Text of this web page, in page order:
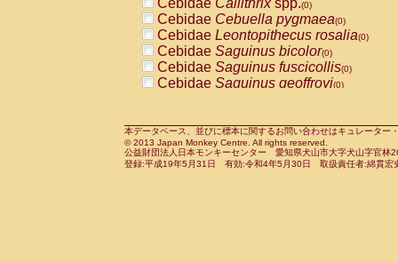
CercopithecidaeCercocebus
CercopithecidaeCercocebus
CercopithecidaeCercocebus
CercopithecidaeCercocebus
CercopithecidaeCercocebushybrid
CercopithecidaePapio anubis(0)
CercopithecidaePapio cynocephalus
CercopithecidaePapio hamadryas(0)
Cebidae Callithrixspp.(0)
Cebidae Cebuella pygmaea(0)
Cebidae Leontopithecus rosalia(0)
Cebidae Saguinus bicolor(0)
Cebidae Saguinus fuscicollis(0)
Cebidae Saguinus geoffroyi(0)
CebidaeSaguinus leucopus(0)
CebidaeSaguinus midas(0)
Cebidae Saguinus mystax(0)
本データベース、並びに標本に関するお問い合わせはキュレータ
© 2013 Japan Monkey Centre. All rights reserved.
公益財団法人日本モンキーセンター 愛知県犬山市大字犬山字官
登録:平成19年5月31日 有効:令和4年5月30日 取扱責任者:綿貫宏